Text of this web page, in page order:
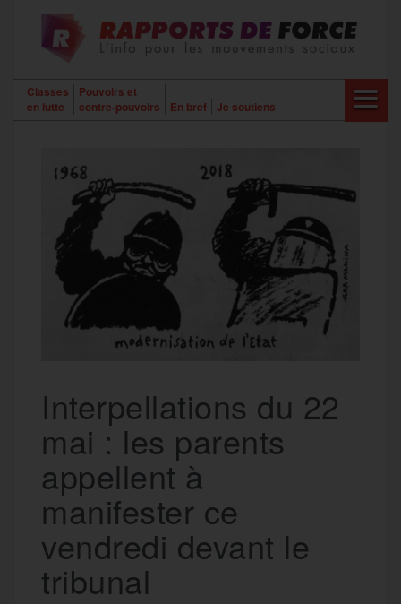
contenu
Classes
en lutte
Pouvoirs et
contre-pouvoirs
En bref Je soutiens
Interpellations du 22
mai : les parents
appellent à
manifester ce
vendredi devant le
tribunal